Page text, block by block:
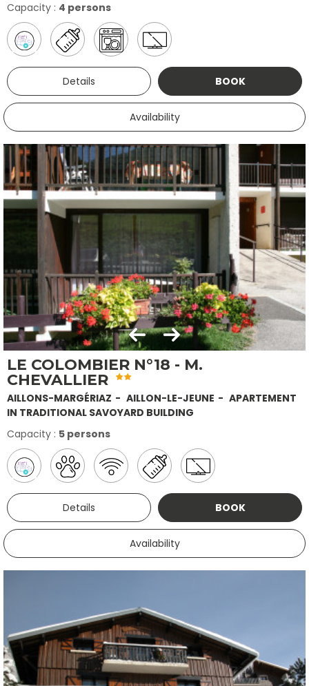
Capacity : 4 persons
Details BOOK
Availability
LE COLOMBIER N°18 - M.
CHEVALLIER
AILLONS-MARGÉRIAZ AILLON-LE-JEUNE
APARTEMENT
IN TRADITIONAL SAVOYARD BUILDING
Capacity : 5 persons
Details BOOK
Availability